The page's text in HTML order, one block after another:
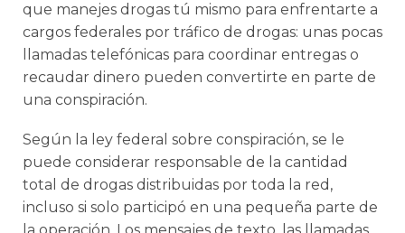
que manejes drogas tú mismo para enfrentarte a
cargos federales por tráfico de drogas: unas pocas
llamadas telefónicas para coordinar entregas o
recaudar dinero pueden convertirte en parte de
una conspiración.
Según la ley federal sobre conspiración, se le
puede considerar responsable de la cantidad
total de drogas distribuidas por toda la red,
incluso si solo participó en una pequeña parte de